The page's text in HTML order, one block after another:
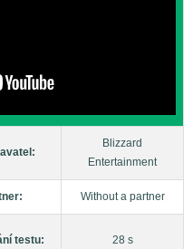
Blizzard
Entertainment
Without a partner
testu: 28 s